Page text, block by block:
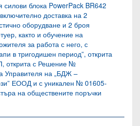
силови блока PowerPack BR642
доставка на 2
оборудване и 2 броя
както и обучение на
за работа с него, с
в тригодишен период”, открита
открита с Решение №
Управителя на „БДЖ –
ЕООД и с уникален № 01605-
на обществените поръчки